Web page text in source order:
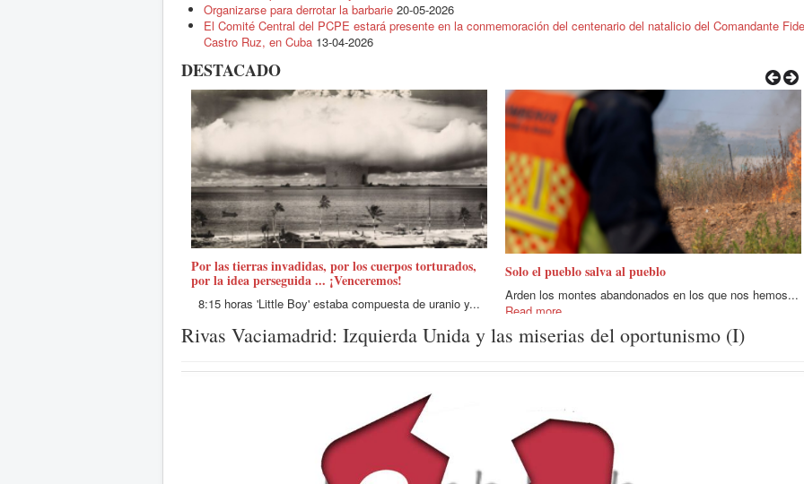
Organizarse para derrotar la barbarie 20-05-2026
El Comité Central del PCPE estará presente en la conmemoración del centenario del natalicio del Comandante
Castro Ruz, en Cuba 13-04-2026
DESTACADO
Por las tierras invadidas, por los cuerpos torturados,
por la idea perseguida ... ¡Venceremos!
8:15 horas 'Little Boy' estaba compuesta de uranio y...
Solo el pueblo salva al pueblo
Arden los montes abandonados en los que nos hemos...
Read more
Rivas Vaciamadrid: Izquierda Unida y las miserias del oportunismo (I)